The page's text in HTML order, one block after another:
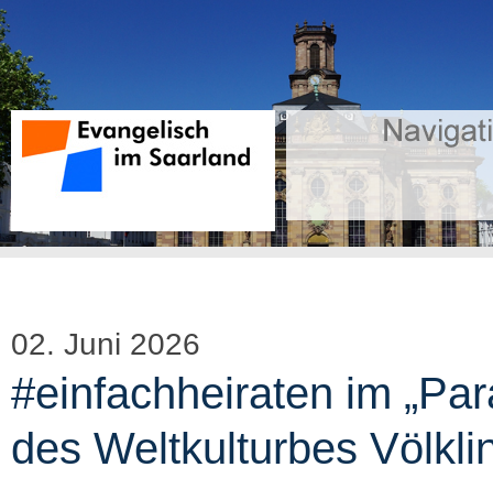
02. Juni 2026
#einfachheiraten im
des Weltkulturbes